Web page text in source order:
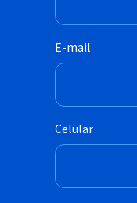
E-mail
Celular